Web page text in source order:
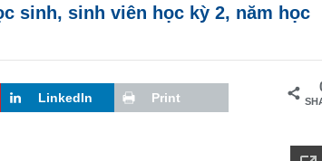
sinh, sinh viên học kỳ 2, năm học
LinkedIn Print